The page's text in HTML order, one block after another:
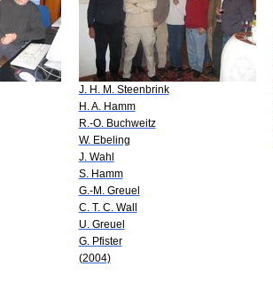
J. H. M. Steenbrink
H. A. Hamm
R.-O. Buchweitz
W. Ebeling
J. Wahl
S. Hamm
G.-M. Greuel
C. T. C. Wall
U. Greuel
G. Pfister
(2004)